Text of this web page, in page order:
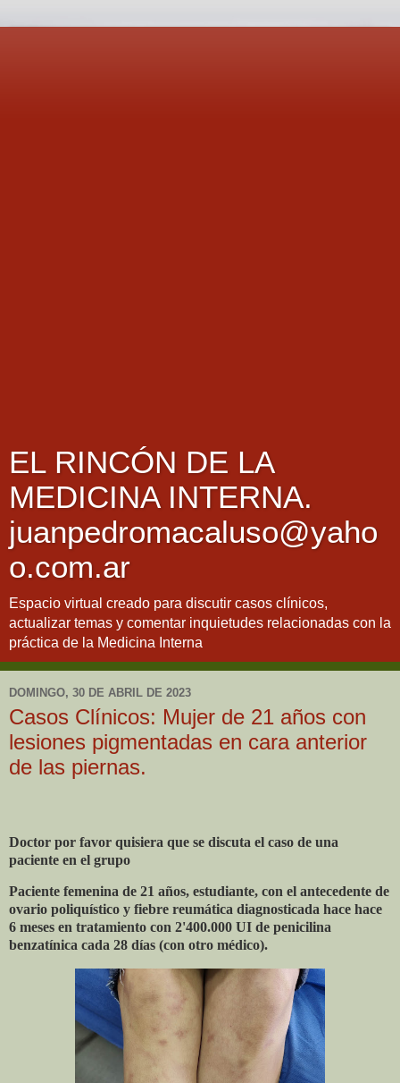
EL RINCÓN DE LA
MEDICINA INTERNA.
juanpedromacaluso@yaho
o.com.ar
Espacio virtual creado para discutir casos clínicos,
actualizar temas y comentar inquietudes relacionadas con la
práctica de la Medicina Interna
DOMINGO, 30 DE ABRIL DE 2023
Casos Clínicos: Mujer de 21 años con
lesiones pigmentadas en cara anterior
de las piernas.
Doctor por favor quisiera que se discuta el caso de una
paciente en el grupo
Paciente femenina de 21 años, estudiante, con el antecedente de
ovario poliquístico y fiebre reumática diagnosticada hace hace
6 meses en tratamiento con 2'400.000 UI de penicilina
benzatínica cada 28 días (con otro médico).